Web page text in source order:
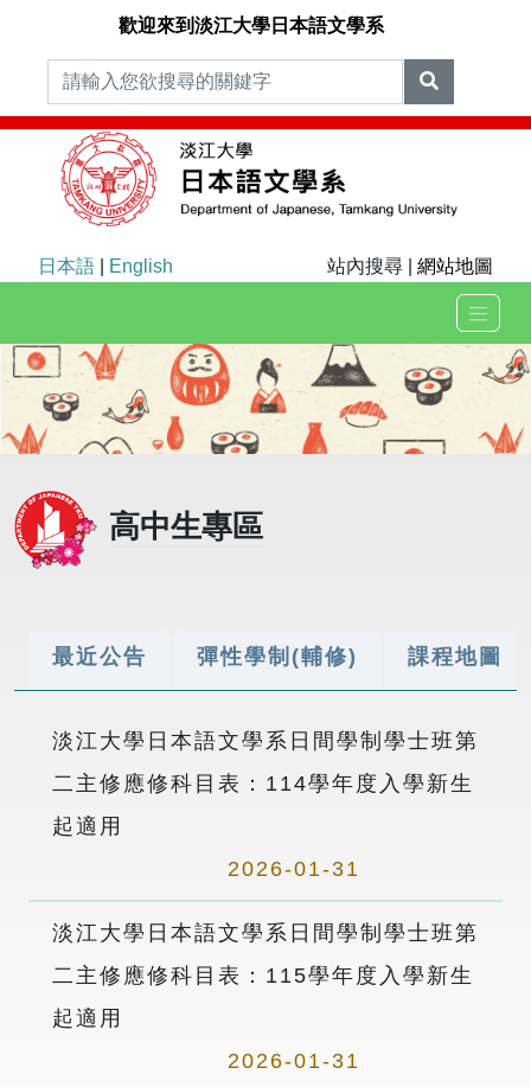
歡迎來到淡江大學日本語文學系
日本語 English 站內搜尋 | 網站地圖
高中生專區
最近公告 彈性學制(輔修) 課程地圖
淡江大學日本語文學系日間學制學士班第
二主修應修科目表：114學年度入學新生
起適用
2026-01-31
淡江大學日本語文學系日間學制學士班第
二主修應修科目表：115學年度入學新生
起適用
2026-01-31